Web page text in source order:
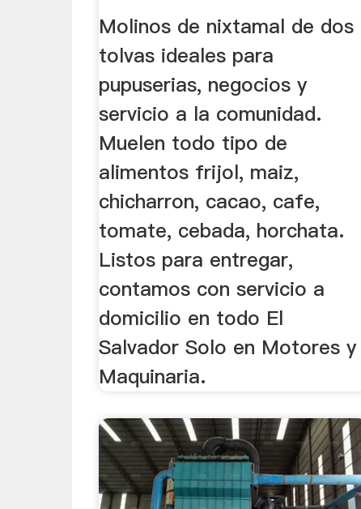
Molinos de nixtamal de dos
tolvas ideales para
pupuserias, negocios y
servicio a la comunidad.
Muelen todo tipo de
alimentos frijol, maiz,
chicharron, cacao, cafe,
tomate, cebada, horchata.
Listos para entregar,
contamos con servicio a
domicilio en todo El
Salvador Solo en Motores y
Maquinaria.